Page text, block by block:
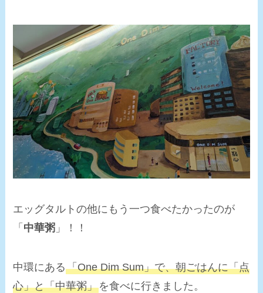
エッグタルトの他にもう一つ食べたかったのが
「 中華粥 」！！
中環にある「One Dim Sum」で、朝ごはんに「点
心」と「中華粥」を食べに行きました。